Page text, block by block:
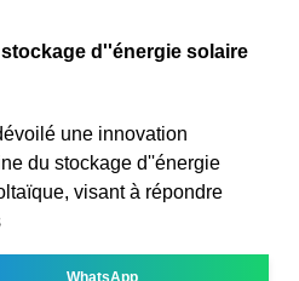
d''énergie solaire
une innovation
du stockage d''énergie
visant à répondre
WhatsApp